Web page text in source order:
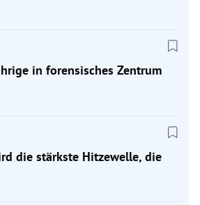
in forensisches Zentrum
die stärkste Hitzewelle, die